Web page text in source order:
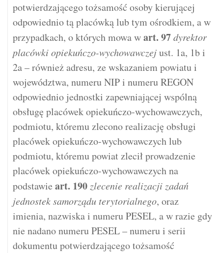
potwierdzającego tożsamość osoby kierującej
odpowiednio tą placówką lub tym ośrodkiem, a w
przypadkach, o których mowa wart. 97dyrektor
placówki opiekuńczo-wychowawczejust. 1a, 1b i
2a – również adresu, ze wskazaniem powiatu i
województwa, numeru NIP i numeru REGON
odpowiednio jednostki zapewniającej wspólną
obsługę placówek opiekuńczo-wychowawczych,
podmiotu, któremu zlecono realizację obsługi
placówek opiekuńczo-wychowawczych lub
podmiotu, któremu powiat zlecił prowadzenie
placówek opiekuńczo-wychowawczych na
podstawie art. 190 zlecenie realizacji zadań
jednostek samorządu terytorialnego, oraz
imienia, nazwiska i numeru PESEL, a w razie gdy
nie nadano numeru PESEL – numeru i serii
dokumentu potwierdzającego tożsamość